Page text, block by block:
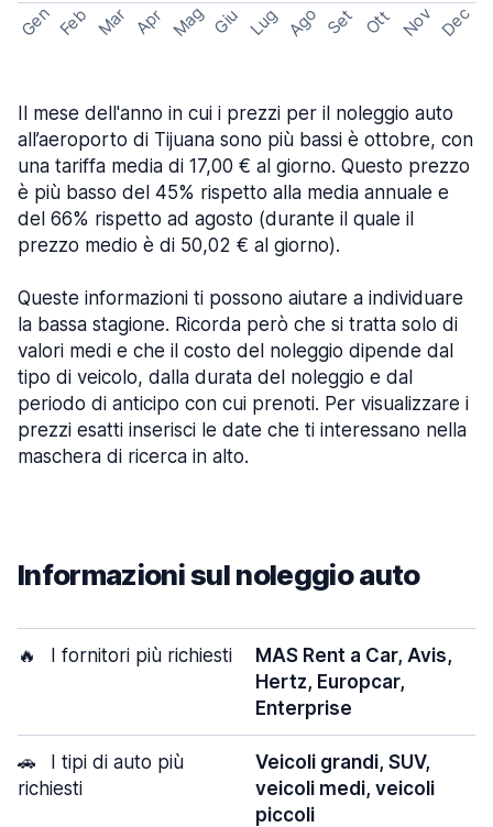
Gen Feb Mar Apr Mag Giu Lug Ago Set Ott Nov Dec
Il mese dell'anno in cui i prezzi per il noleggio auto
all’aeroporto di Tijuana sono più bassi è ottobre, con
una tariffa media di 17,00 € al giorno. Questo prezzo
è più basso del 45% rispetto alla media annuale e
del 66% rispetto ad agosto (durante il quale il
prezzo medio è di 50,02 € al giorno).
Queste informazioni ti possono aiutare a individuare
la bassa stagione. Ricorda però che si tratta solo di
valori medi e che il costo del noleggio dipende dal
tipo di veicolo, dalla durata del noleggio e dal
periodo di anticipo con cui prenoti. Per visualizzare i
prezzi esatti inserisci le date che ti interessano nella
maschera di ricerca in alto.
Informazioni sul noleggio auto
🔥 I fornitori più richiesti
MAS Rent a Car, Avis,
Hertz, Europcar,
Enterprise
🚗
I tipi di auto più
richiesti
Veicoli grandi, SUV,
veicoli medi, veicoli
piccoli